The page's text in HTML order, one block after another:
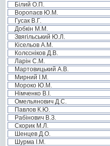
Білий О.П.
Воропаєв Ю.М.
Гусак В.Г.
Добкін М.М.
Звягільський Ю.Л.
Кісельов А.М.
Колєсніков Д.В.
Ларін С.М.
Мартовицький А.В.
Мирний І.М.
Мороко Ю.М.
Німченко В.І.
Омельянович Д.С.
Павлов К.Ю.
Рабінович В.З.
Скорик М.Л.
Шенцев Д.О.
Шурма І.М.